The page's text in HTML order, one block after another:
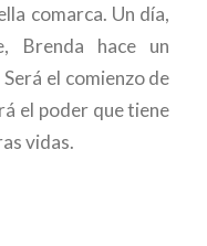
comarca. Un día,
Brenda hace un
el comienzo de
el poder que tiene
vidas.